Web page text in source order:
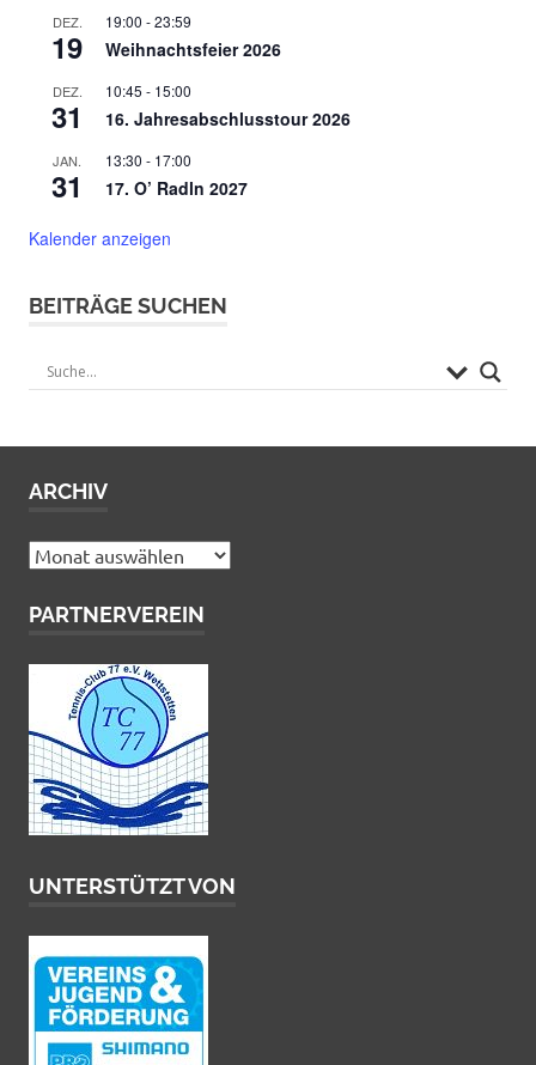
DEZ.
19
19:00 -23:59
Weihnachtsfeier 2026
DEZ.
31
10:45 - 15:00
16. Jahresabschlusstour 2026
JAN.
31
13:30 - 17:00
17. O’ Radln 2027
Kalender anzeigen
BEITRÄGE SUCHEN
ARCHIV
Archiv
PARTNERVEREIN
UNTERSTÜTZT VON